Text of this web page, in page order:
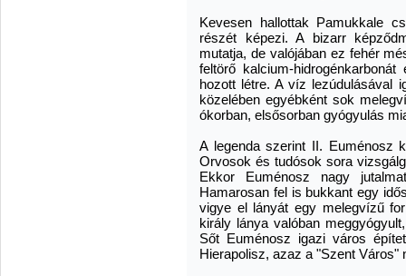
Kevesen hallottak Pamukkale
részét képezi. A bizarr
mutatja, de valójában ez fehér
feltörő kalcium-
hozott létre. A víz lezúdulásával
közelében egyébként sok
ókorban, elsősorban gyógyulás
A legenda szerint II. Euménosz
Orvosok és tudósok sora
Ekkor Euménosz nagy
Hamarosan fel is bukkant egy
vigye el lányát egy melegvízű
király lánya valóban
Sőt Euménosz igazi város
Hierapolisz, azaz a "Szent Város"